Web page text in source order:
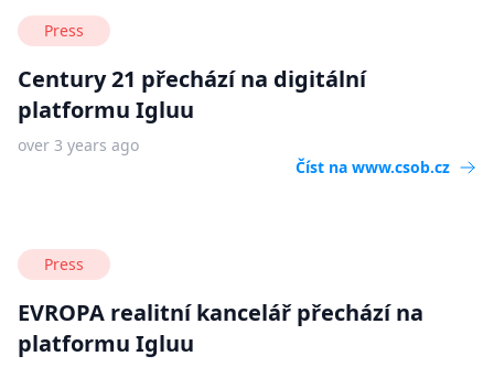
Hypotéka
Igluu Fincheck
Pro profesionály
Podpora
Po - Pá
(9:00 - 17:00)
E-mail
: podpora@igluu.cz
Press
Century 21 přechází na digitální
platformu Igluu
over 3 years ago
Číst na www.csob.cz
Press
EVROPA realitní kancelář přechází na
platformu Igluu